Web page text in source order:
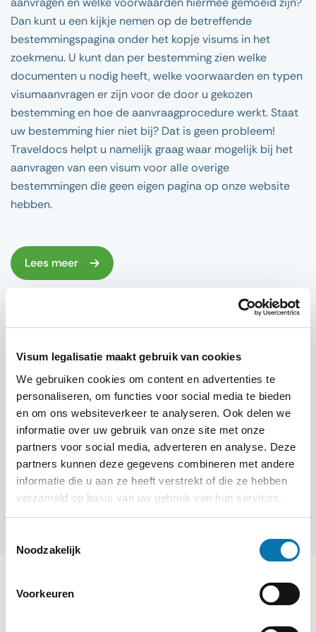
Visum legalisatie maakt gebruik van cookies
We gebruiken cookies om content en advertenties te
personaliseren, om functies voor social media te bieden
en om ons websiteverkeer te analyseren. Ook delen we
informatie over uw gebruik van onze site met onze
partners voor social media, adverteren en analyse. Deze
partners kunnen deze gegevens combineren met andere
informatie die u aan ze heeft verstrekt of die ze hebben
verzameld op basis van uw gebruik van hun services.
Noodzakelijk
Voorkeuren
Dan kunt u een kijkje nemen op de betreffende
bestemmingspagina onder het kopje visums in het
zoekmenu. U kunt dan per bestemming zien welke
documenten u nodig heeft, welke voorwaarden en typen
visumaanvragen er zijn voor de door u gekozen
bestemming en hoe de aanvraagprocedure werkt. Staat
uw bestemming hier niet bij? Dat is geen probleem!
Traveldocs helpt u namelijk graag waar mogelijk bij het
aanvragen van een visum voor alle overige
bestemmingen die geen eigen pagina op onze website
hebben.
Lees meer
Meer informatie nodig over jouw
visum?
Liever persoonlijk contact? Vraag een
terugbelverzoek aan!
Terugbelverzoek aanvragen